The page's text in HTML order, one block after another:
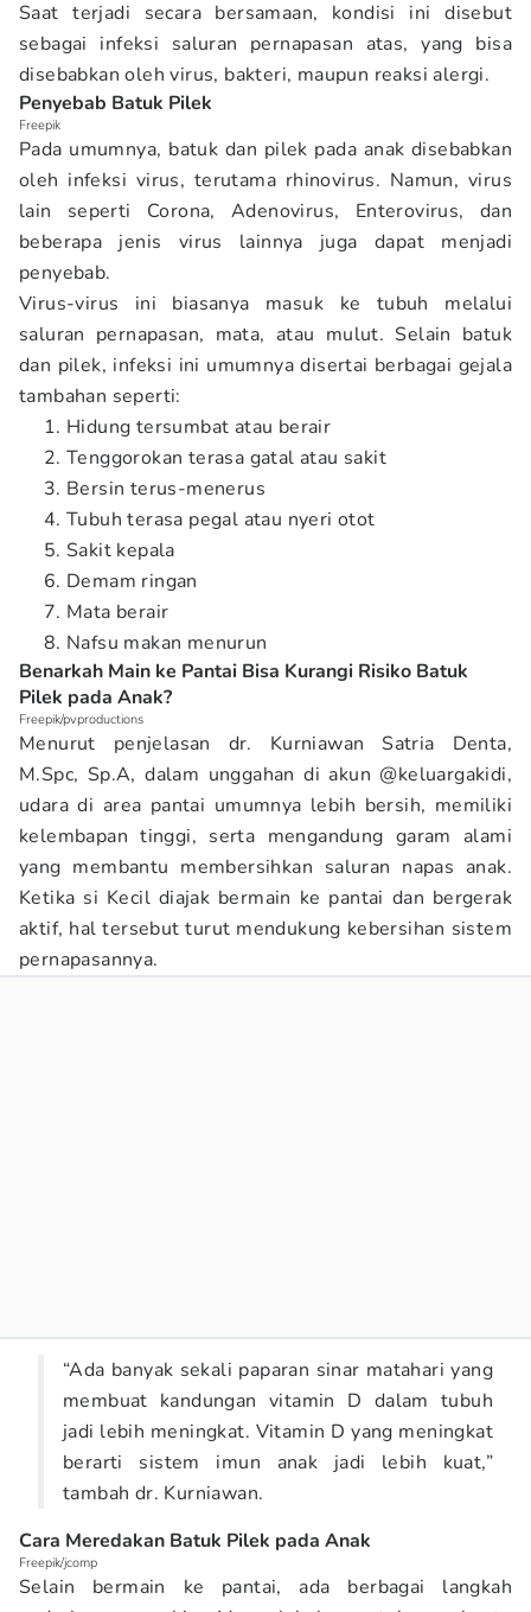
Saat terjadi secara bersamaan, kondisi ini disebut
sebagai infeksi saluran pernapasan atas, yang bisa
disebabkan oleh virus, bakteri, maupun reaksi alergi.
Penyebab Batuk Pilek
Freepik
Pada umumnya, batuk dan pilek pada anak disebabkan
oleh infeksi virus, terutama rhinovirus. Namun, virus
lain seperti Corona, Adenovirus, Enterovirus, dan
beberapa jenis virus lainnya juga dapat menjadi
penyebab.
Virus-virus ini biasanya masuk ke tubuh melalui
saluran pernapasan, mata, atau mulut. Selain batuk
dan pilek, infeksi ini umumnya disertai berbagai gejala
tambahan seperti:
Hidung tersumbat atau berair
Tenggorokan terasa gatal atau sakit
Bersin terus-menerus
Tubuh terasa pegal atau nyeri otot
Sakit kepala
Demam ringan
Mata berair
Nafsu makan menurun
Benarkah Main ke Pantai Bisa Kurangi Risiko Batuk
Pilek pada Anak?
Freepik/pvproductions
Menurut penjelasan dr. Kurniawan Satria Denta,
M.Spc, Sp.A, dalam unggahan di akun @keluargakidi,
udara di area pantai umumnya lebih bersih, memiliki
kelembapan tinggi, serta mengandung garam alami
yang membantu membersihkan saluran napas anak.
Ketika si Kecil diajak bermain ke pantai dan bergerak
aktif, hal tersebut turut mendukung kebersihan sistem
pernapasannya.
“Ada banyak sekali paparan sinar matahari yang
membuat kandungan vitamin D dalam tubuh
jadi lebih meningkat. Vitamin D yang meningkat
berarti sistem imun anak jadi lebih kuat,”
tambah dr. Kurniawan.
Cara Meredakan Batuk Pilek pada Anak
Freepik/jcomp
Selain bermain ke pantai, ada berbagai langkah